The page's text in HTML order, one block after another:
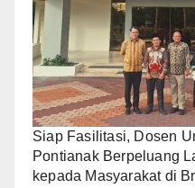
Siap Fasilitasi, Dosen
Pontianak Berpeluang
kepada Masyarakat di